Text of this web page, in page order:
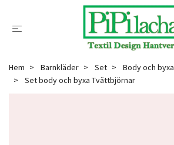
Hem Barnkläder Set
Body och byxa
Set body och byxa Tvättbjörnar